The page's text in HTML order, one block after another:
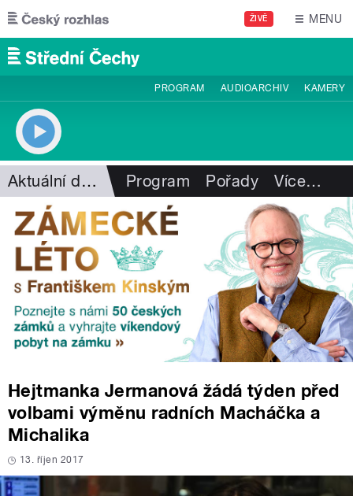
Přejít k hlavnímu obsahu
ŽIVĚ MENU
PROGRAM AUDIOARCHIV KAMERY
Aktuální dění Program Pořady Více…
Hejtmanka Jermanová žádá týden před
volbami výměnu radních Macháčka a
Michalika
13. říjen 2017